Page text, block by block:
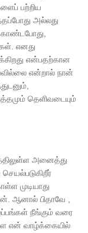
பற்றிய
அல்லது
எனது
என்பதற்கான
என்றால் நான்
தெளிவடையும்
அனைத்து
முடியாது
ஆனால் பிதாவே ,
நீங்கும் வரை
என் வாழ்க்கையில்